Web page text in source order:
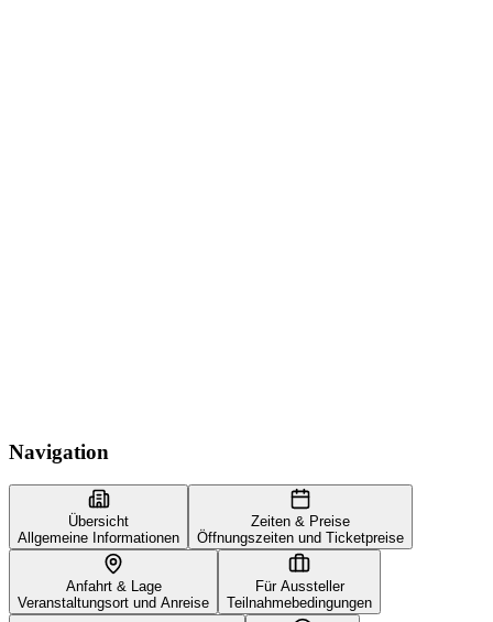
Navigation
Übersicht
Allgemeine Informationen
Zeiten & Preise
Öffnungszeiten und Ticketpreise
Anfahrt & Lage
Veranstaltungsort und Anreise
Für Aussteller
Teilnahmebedingungen